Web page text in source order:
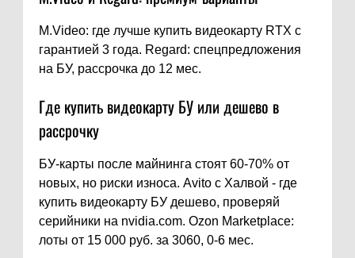
M.Video: где лучше купить видеокарту RTX с
гарантией 3 года. Regard: спецпредложения
на БУ, рассрочка до 12 мес.
Где купить видеокарту БУ или дешево в
рассрочку
БУ-карты после майнинга стоят 60-70% от
новых, но риски износа. Avito с Халвой - где
купить видеокарту БУ дешево, проверяй
серийники на nvidia.com. Ozon Marketplace:
лоты от 15 000 руб. за 3060, 0-6 мес.